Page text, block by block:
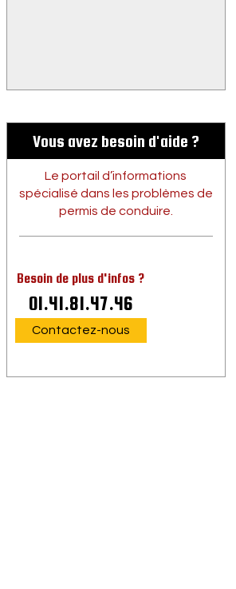
Vous avez besoin d'aide ?
Le portail d’informations
spécialisé dans les problèmes de
permis de conduire.
Besoin de plus d'infos ?
01.41.81.47.46
Contactez-nous